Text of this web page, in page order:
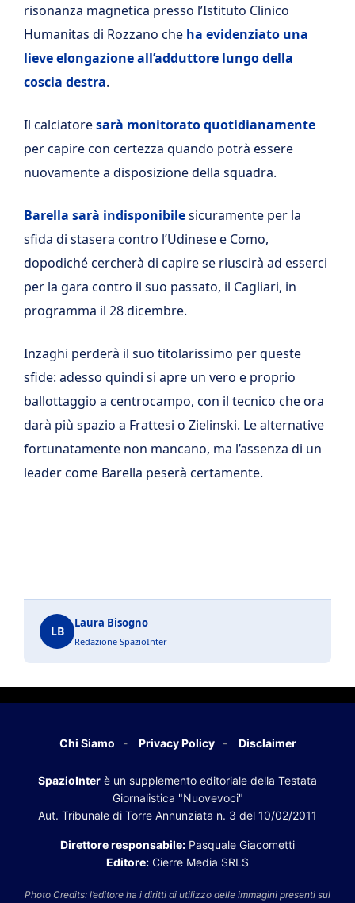
risonanza magnetica presso l’Istituto Clinico
Humanitas di Rozzano che ha evidenziato una
lieve elongazione all’adduttore lungo della
coscia destra.
Il calciatoresarà monitorato quotidianamente
per capire con certezza quando potrà essere
nuovamente a disposizione della squadra.
Barella sarà indisponibilesicuramente per la
sfida di stasera contro l’Udinese e Como,
dopodiché cercherà di capire se riuscirà ad esserci
per la gara contro il suo passato, il Cagliari, in
programma il 28 dicembre.
Inzaghi perderà il suo titolarissimo per queste
sfide: adesso quindi si apre un vero e proprio
ballottaggio a centrocampo, con il tecnico che ora
darà più spazio a Frattesi o Zielinski. Le alternative
fortunatamente non mancano, ma l’assenza di un
leader come Barella peserà certamente.
LB
Laura Bisogno
Redazione SpazioInter
Chi Siamo Privacy Policy Disclaimer
SpazioInter è un supplemento editoriale della Testata
Giornalistica "Nuovevoci"
Aut. Tribunale di Torre Annunziata n. 3 del 10/02/2011
Direttore responsabile: Pasquale Giacometti
Editore: Cierre Media SRLS
Photo Credits: l’editore ha i diritti di utilizzo delle immagini presenti sul